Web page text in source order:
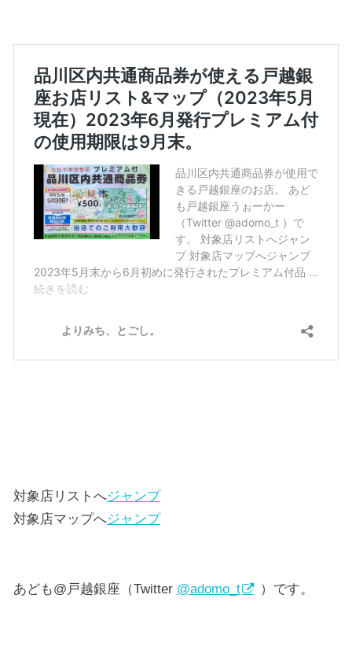
対象店リストへジャンプ
対象店マップへジャンプ
あども@戸越銀座（Twitter @adomo_t ）です。